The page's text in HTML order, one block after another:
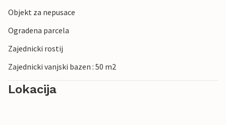
Objekt za nepusace
Ogradena parcela
Zajednicki rostij
Zajednicki vanjski bazen : 50 m2
Lokacija